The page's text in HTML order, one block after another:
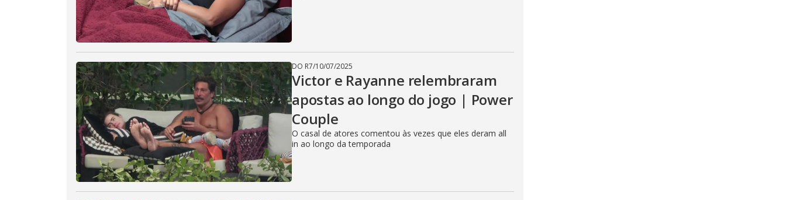
DO R7/10/07/2025
Victor e Rayanne relembraram
apostas ao longo do jogo | Power
Couple
O casal de atores comentou às vezes que eles deram all
in ao longo da temporada